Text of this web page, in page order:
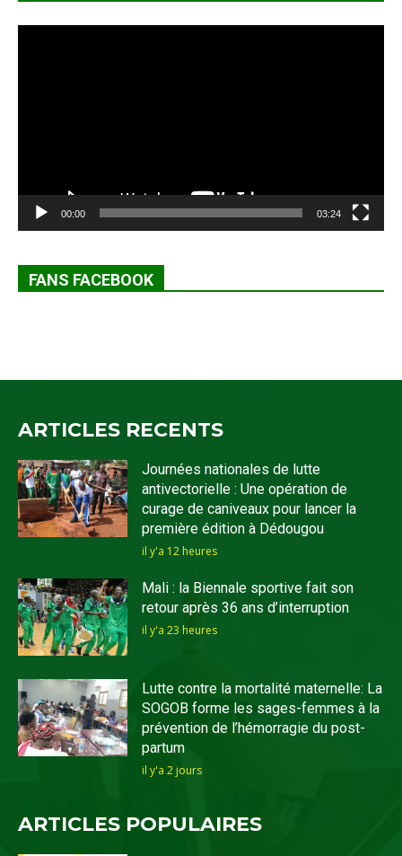
00:00 03:24
FANS FACEBOOK
ARTICLES RECENTS
Journées nationales de lutte
antivectorielle : Une opération de
curage de caniveaux pour lancer la
première édition à Dédougou
il y'a 12 heures
Mali : la Biennale sportive fait son
retour après 36 ans d’interruption
il y'a 23 heures
Lutte contre la mortalité maternelle: La
SOGOB forme les sages-femmes à la
prévention de l’hémorragie du post-
partum
il y'a 2 jours
ARTICLES POPULAIRES